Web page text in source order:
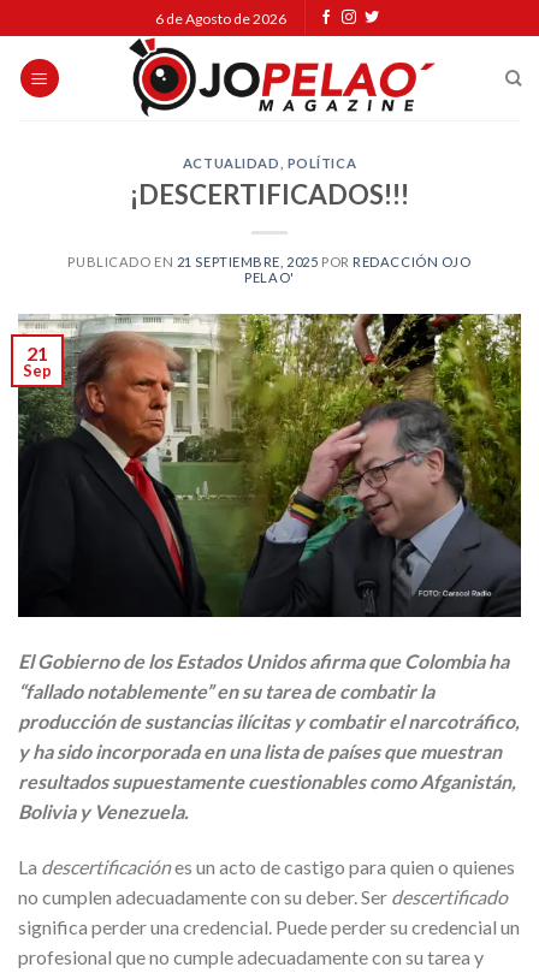
to
content
6 de Agosto de 2026
ACTUALIDAD POLÍTICA
¡DESCERTIFICADOS!!!
PUBLICADO EN 21 SEPTIEMBRE, 2025 POR REDACCIÓN OJO
PELAO'
21
Sep
El Gobierno de los Estados Unidos afirma que Colombia ha
“fallado notablemente” en su tarea de combatir la
producción de sustancias ilícitas y combatir el narcotráfico,
y ha sido incorporada en una lista de países que muestran
resultados supuestamente cuestionables como Afganistán,
Bolivia y Venezuela.
La descertificaciónes un acto de castigo para quien o quienes
no cumplen adecuadamente con su deber. Ser descertificado
significa perder una credencial. Puede perder su credencial un
profesional que no cumple adecuadamente con su tarea y